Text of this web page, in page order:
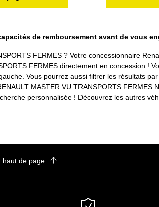
de remboursement avant de vous
FERMES ? Votre concessionnaire
FERMES directement en concession !
Vous pourrez aussi filtrer les résultats
MASTER VU TRANSPORTS
personnalisée ! Découvrez les autres
haut de page